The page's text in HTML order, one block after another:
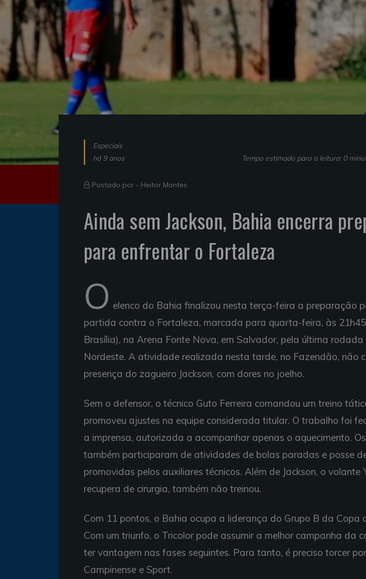
Especiais
há 9 anos
Tempo estimado para a leitura: 0
Postado por - Heitor Montes
Ainda sem Jackson, Bahia encerra
para enfrentar o Fortaleza
O elenco do Bahia finalizou nesta terça-feira a preparação
partida contra o Fortaleza, marcada para quarta-feira, às
Brasília), na Arena Fonte Nova, em Salvador, pela última
Nordeste. A atividade realizada nesta tarde, no Fazendão, não
presença do zagueiro Jackson, com dores no joelho.
Sem o defensor, o técnico Guto Ferreira comandou um treino
promoveu ajustes na equipe considerada titular. O trabalho foi
a imprensa, autorizada a acompanhar apenas o aquecimento.
também participaram de atividades de bolas paradas e posse
promovidas pelos auxiliares técnicos. Além de Jackson, o volante
recupera de cirurgia, também não treinou.
Com 11 pontos, o Bahia ocupa a liderança do Grupo B da Copa
Com um triunfo, o Tricolor pode assumir a melhor campanha da
ter vantagem nas fases seguintes. Para tanto, é preciso torcer
Campinense e Sport.